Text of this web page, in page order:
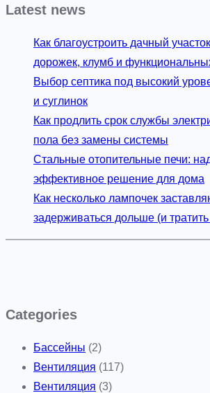
Latest news
Как благоустроить дачный
дорожек, клумб и
Выбор септика под высокий
и суглинок
Как продлить срок службы
пола без замены системы
Стальные отопительные печи:
эффективное решение для дома
Как несколько лампочек
задерживаться дольше (и
Categories
Бассейны (2)
Вентиляция (117)
Вентиляция (3)